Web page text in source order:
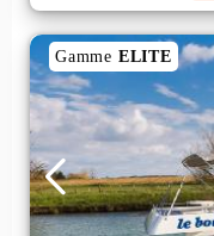
Gamme ELITE